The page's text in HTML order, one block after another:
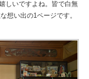
しいですよね。皆で白無
想い出の1ページです。